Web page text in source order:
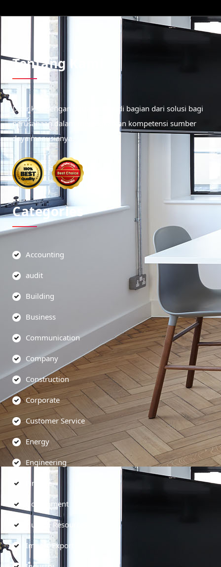
Tentang Kami
Didirikan dengan tujuan menjadi bagian dari solusi bagi
perusahaan dalam meningkatkan kompetensi sumber
daya manusianya.
Categories
Accounting
audit
Building
Business
Communication
Company
Construction
Corporate
Customer Service
Energy
Engineering
Finance
Government
Human Resources
Import-Export